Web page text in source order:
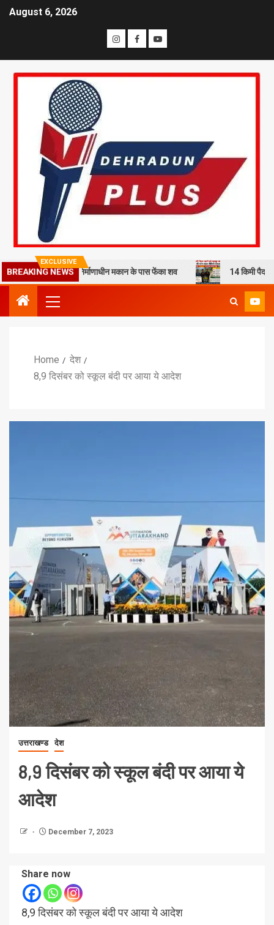
August 6, 2026
EXCLUSIVE
BREAKING NEWS
से हत्या कर निर्माणाधीन मकान के पास फेंका शव 14 किमी पैदल चलने को
Home
देश
8,9 दिसंबर को स्कूल बंदी पर आया ये आदेश
उत्तराखण्ड देश
8,9 दिसंबर को स्कूल बंदी पर आया ये
आदेश
December 7, 2023
Share now
8,9 दिसंबर को स्कूल बंदी पर आया ये आदेश